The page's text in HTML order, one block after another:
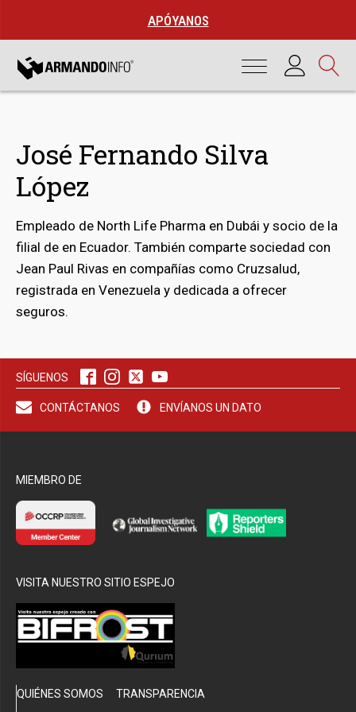
APÓYANOS
José Fernando Silva
López
Empleado de North Life Pharma en Dubái y socio de la
filial de en Ecuador. También comparte sociedad con
Jean Paul Rivas en compañías como Cruzsalud,
registrada en Venezuela y dedicada a ofrecer
seguros.
SÍGUENOS
CONTÁCTANOS ENVÍANOS UN DATO
MIEMBRO DE
VISITA NUESTRO SITIO ESPEJO
QUIÉNES SOMOS TRANSPARENCIA